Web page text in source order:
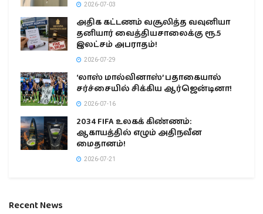
2026-07-03
அதிக கட்டணம் வசூலித்த வவுனியா
தனியார் வைத்தியசாலைக்கு ரூ.5
இலட்சம் அபராதம்!
2026-07-29
‘லாஸ் மால்வினாஸ்’ பதாகையால்
சர்ச்சையில் சிக்கிய ஆர்ஜென்டினா!
2026-07-16
2034 FIFA உலகக் கிண்ணம்:
ஆகாயத்தில் எழும் அதிநவீன
மைதானம்!
2026-07-21
Recent News